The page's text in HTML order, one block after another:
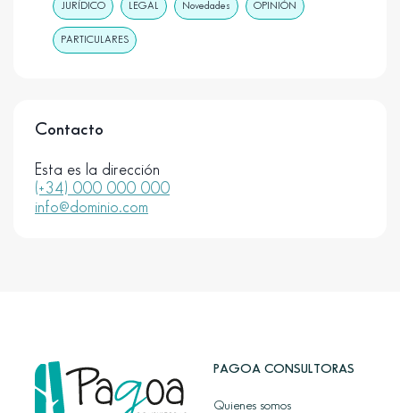
JURÍDICO LEGAL Novedades OPINIÓN
PARTICULARES
Contacto
Esta es la dirección
(+34) 000 000 000
info@dominio.com
PAGOA CONSULTORAS
Quienes somos